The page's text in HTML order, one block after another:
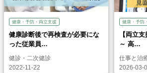
健康・予防・両立支援
健康診断後で再検査が必要にな
った従業員…
健診・二次健診
2022-11-22
健康・予防
【両立
～ 高…
仕事と治
2026-03-